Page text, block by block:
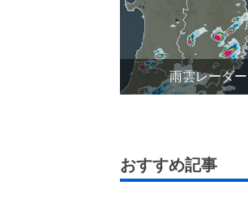
雨雲レーダー
おすすめ記事